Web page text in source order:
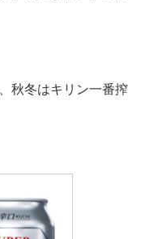
秋冬はキリン一番搾